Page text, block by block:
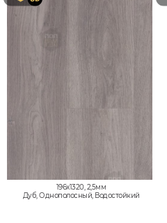
196x1320, 2,5мм
Дуб, Однополосный, Водостойкий